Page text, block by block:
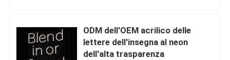
ODM dell'OEM acrilico delle
lettere dell'insegna al neon
dell'alta trasparenza